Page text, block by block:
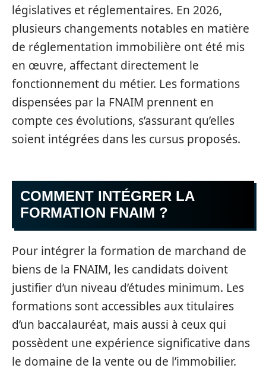
législatives et réglementaires. En 2026,
plusieurs changements notables en matière
de réglementation immobilière ont été mis
en œuvre, affectant directement le
fonctionnement du métier. Les formations
dispensées par la FNAIM prennent en
compte ces évolutions, s’assurant qu’elles
soient intégrées dans les cursus proposés.
COMMENT INTÉGRER LA
FORMATION FNAIM ?
Pour intégrer la formation de marchand de
biens de la FNAIM, les candidats doivent
justifier d’un niveau d’études minimum. Les
formations sont accessibles aux titulaires
d’un baccalauréat, mais aussi à ceux qui
possèdent une expérience significative dans
le domaine de la vente ou de l’immobilier.